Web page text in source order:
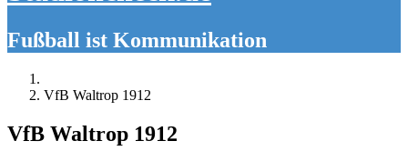
Fußball ist Kommunikation
VfB Waltrop 1912
VfB Waltrop 1912